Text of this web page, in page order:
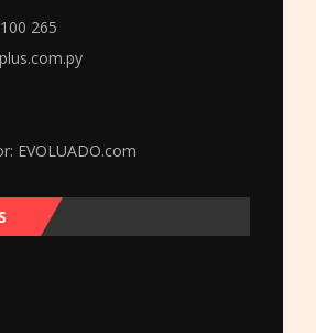
265
EVOLUADO.com